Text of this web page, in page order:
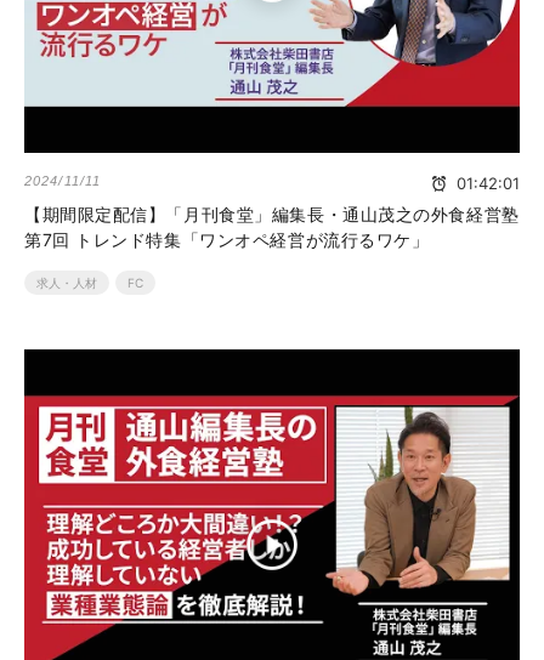
2024/11/11 01:42:01
【期間限定配信】「月刊食堂」編集長・通山茂之の外食経営塾
第7回 トレンド特集「ワンオペ経営が流行るワケ」
求人・人材 FC